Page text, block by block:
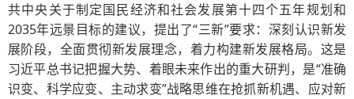
共中央关于制定国民经济和社会发展第十四个五年规划和
2035年远景目标的建议，提出了“三新”要求：深刻认识新发
展阶段，全面贯彻新发展理念，着力构建新发展格局。这是
习近平总书记把握大势、着眼未来作出的重大研判，是“准确
识变、科学应变、主动求变”战略思维在抢抓新机遇、应对新